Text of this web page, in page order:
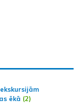
ēkā (2)